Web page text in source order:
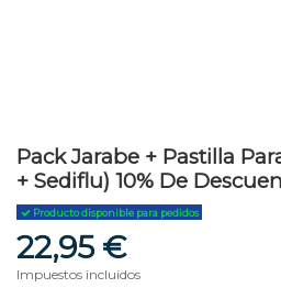
Pack Jarabe + Pastilla
+ Sediflu) 10% De
Producto disponible para pedidos
22,95 €
Impuestos incluidos